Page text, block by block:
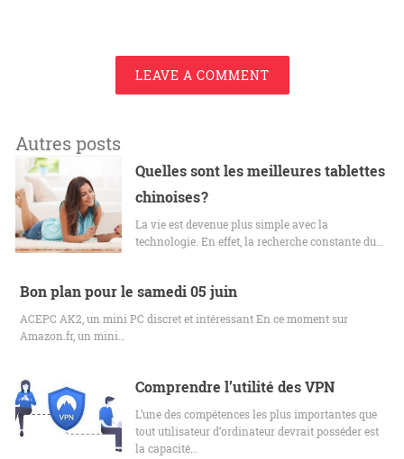
LEAVE A COMMENT
Autres posts
Quelles sont les meilleures tablettes
chinoises ?
La vie est devenue plus simple avec la
technologie. En effet, la recherche constante du…
Bon plan pour le samedi 05 juin
ACEPC AK2, un mini PC discret et intéressant En ce moment sur
Amazon.fr, un mini…
Comprendre l’utilité des VPN
L’une des compétences les plus importantes que
tout utilisateur d’ordinateur devrait posséder est
la capacité…